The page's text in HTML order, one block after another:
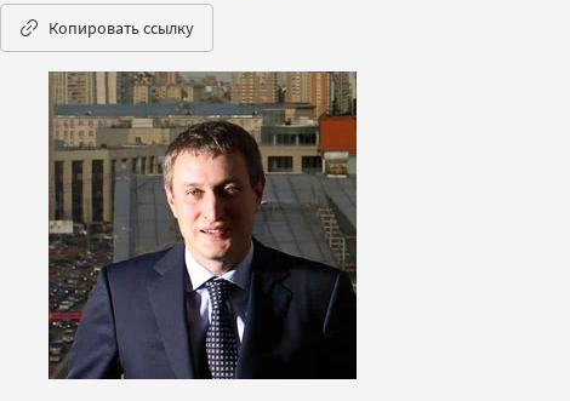
Копировать ссылку